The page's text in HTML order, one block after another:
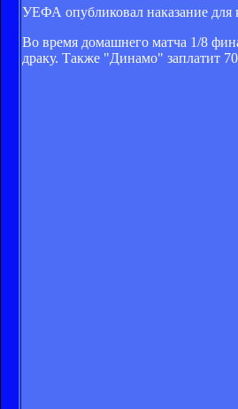
УЕФА опубликовал наказание для
Во время домашнего матча 1/8
драку. Также "Динамо" заплатит